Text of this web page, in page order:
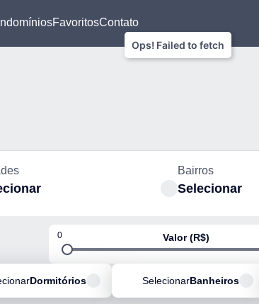
FavoritosContato
Bairros
Selecionar
0 Valor (R$)
Dormitórios SelecionarBanheiros